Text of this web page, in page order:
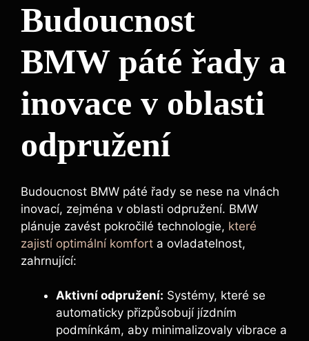
Budoucnost
BMW páté řady a
inovace v oblasti
odpružení
Budoucnost BMW páté řady se nese na vlnách
inovací, zejména v oblasti ‍odpružení. BMW
plánuje zavést pokročilé technologie, které
zajistí optimální komfort a ⁢ovladatelnost,
zahrnující:
Aktivní odpružení: Systémy, které‍ se
automaticky přizpůsobují jízdním
podmínkám, aby minimalizovaly vibrace a